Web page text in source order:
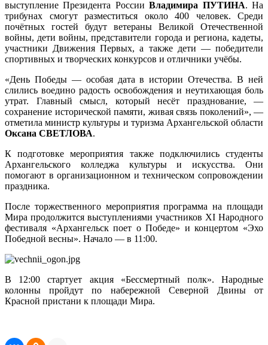
выступление Президента РоссииВладимира ПУТИНА. На
трибунах смогут разместиться около 400 человек. Среди
почётных гостей будут ветераны Великой Отечественной
войны, дети войны, представители города и региона, кадеты,
участники Движения Первых, а также дети — победители
спортивных и творческих конкурсов и отличники учёбы.
«День Победы — особая дата в истории Отечества. В ней
слились воедино радость освобождения и неутихающая боль
утрат. Главный смысл, который несёт празднование, —
сохранение исторической памяти, живая связь поколений», —
отметила министр культуры и туризма Архангельской области
Оксана СВЕТЛОВА.
К подготовке мероприятия также подключились студенты
Архангельского колледжа культуры и искусства. Они
помогают в организационном и техническом сопровождении
праздника.
После торжественного мероприятия программа на площади
Мира продолжится выступлениями участников XI Народного
фестиваля «Архангельск поет о Победе» и концертом «Эхо
Победной весны». Начало — в 11:00.
В 12:00 стартует акция «Бессмертный полк». Народные
колонны пройдут по набережной Северной Двины от
Красной пристани к площади Мира.